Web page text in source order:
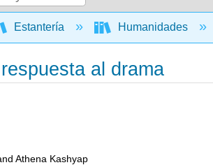
jerarquía global
Estantería Humanidades
al drama
Athena Kashyap